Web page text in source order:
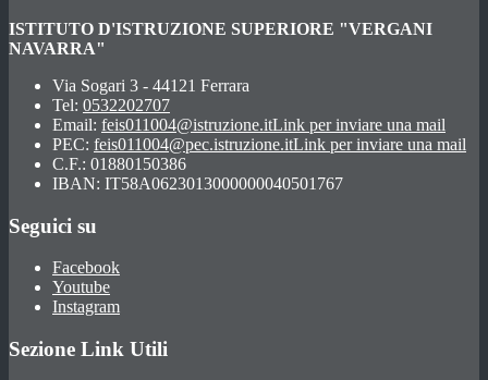
ISTITUTO D'ISTRUZIONE SUPERIORE "VERGANI
NAVARRA"
Via Sogari 3 - 44121 Ferrara
Tel: 0532202707
Email: feis011004@istruzione.itLink per inviare una mail
PEC: feis011004@pec.istruzione.itLink per inviare una mail
C.F.: 01880150386
IBAN: IT58A0623013000000040501767
Seguici su
Facebook
Youtube
Instagram
Sezione Link Utili